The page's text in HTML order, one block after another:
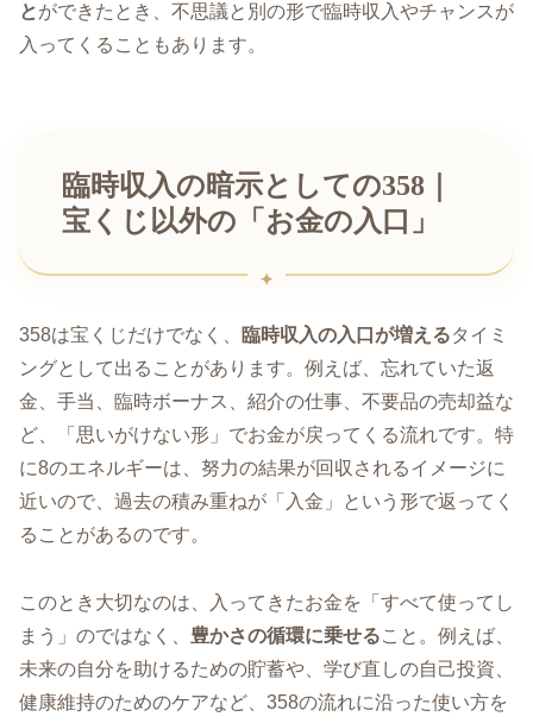
とができたとき、不思議と別の形で臨時収入やチャンスが
入ってくることもあります。
臨時収入の暗示としての358｜
宝くじ以外の「お金の入口」
358は宝くじだけでなく、 臨時収入の入口が増えるタイミ
ングとして出ることがあります。例えば、忘れていた返
金、手当、臨時ボーナス、紹介の仕事、不要品の売却益な
ど、「思いがけない形」でお金が戻ってくる流れです。特
に8のエネルギーは、努力の結果が回収されるイメージに
近いので、過去の積み重ねが「入金」という形で返ってく
ることがあるのです。
このとき大切なのは、入ってきたお金を「すべて使ってし
まう」のではなく、 豊かさの循環に乗せること。例えば、
未来の自分を助けるための貯蓄や、学び直しの自己投資、
健康維持のためのケアなど、358の流れに沿った使い方を